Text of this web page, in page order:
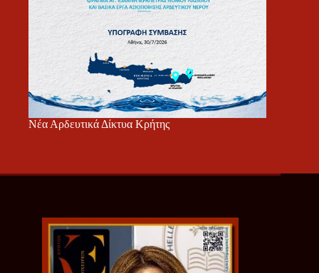
Νέα Αρδευτικά Δίκτυα Κρήτης